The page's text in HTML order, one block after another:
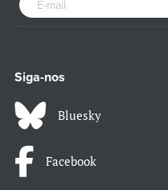
Siga-nos
Bluesky
Facebook